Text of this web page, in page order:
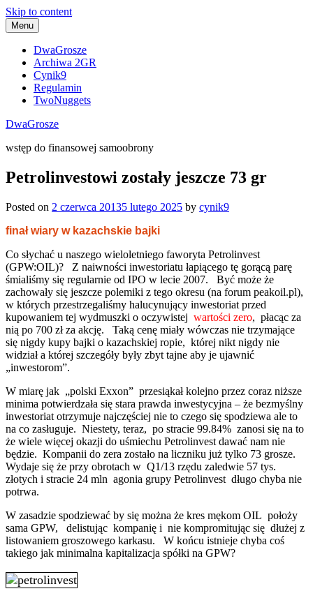
Skip to content
Menu
DwaGrosze
Archiwa 2GR
Cynik9
Regulamin
TwoNuggets
DwaGrosze
wstęp do finansowej samoobrony
Petrolinvestowi zostały jeszcze 73 gr
Posted on 2 czerwca 20135 lutego 2025 by cynik9
finał wiary w kazachskie bajki
Co słychać u naszego wieloletniego faworyta Petrolinvest
(GPW:OIL)? Z naiwności inwestoriatu łapiącego tę gorącą parę
śmialiśmy się regularnie od IPO w lecie 2007. Być może że
zachowały się jeszcze polemiki z tego okresu (na forum peakoil.pl),
w których przestrzegaliśmy halucynujący inwestoriat przed
kupowaniem tej wydmuszki o oczywistej wartości zero, płacąc za
nią po 700 zł za akcję. Taką cenę miały wówczas nie trzymające
się nigdy kupy bajki o kazachskiej ropie, której nikt nigdy nie
widział a której szczegóły były zbyt tajne aby je ujawnić
„inwestorom”.
W miarę jak „polski Exxon” przesiąkał kolejno przez coraz niższe
minima potwierdzała się stara prawda inwestycyjna – że bezmyślny
inwestoriat otrzymuje najczęściej nie to czego się spodziewa ale to
na co zasługuje. Niestety, teraz, po stracie 99.84% zanosi się na to
że wiele więcej okazji do uśmiechu Petrolinvest dawać nam nie
będzie. Kompanii do zera zostało na liczniku już tylko 73 grosze.
Wydaje się że przy obrotach w Q1/13 rzędu zaledwie 57 tys.
złotych i stracie 24 mln agonia grupy Petrolinvest długo chyba nie
potrwa.
W zasadzie spodziewać by się można że kres mękom OIL położy
sama GPW, delistując kompanię i nie kompromitując się dłużej z
listowaniem groszowego karkasu. W końcu istnieje chyba coś
takiego jak minimalna kapitalizacja spółki na GPW?